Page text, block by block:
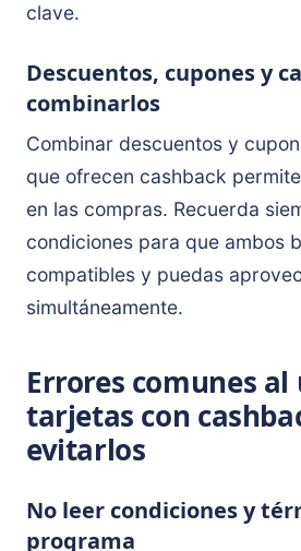
clave.
Descuentos, cupones y
combinarlos
Combinar descuentos y
que ofrecen cashback
en las compras. Recuerda
condiciones para que ambos
compatibles y puedas
simultáneamente.
Errores comunes al
tarjetas con
evitarlos
No leer condiciones y
programa